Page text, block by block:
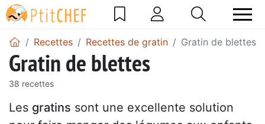
Recettes Recettes de gratin Gratin de blettes
Gratin de blettes
38 recettes
Les gratins sont une excellente solution